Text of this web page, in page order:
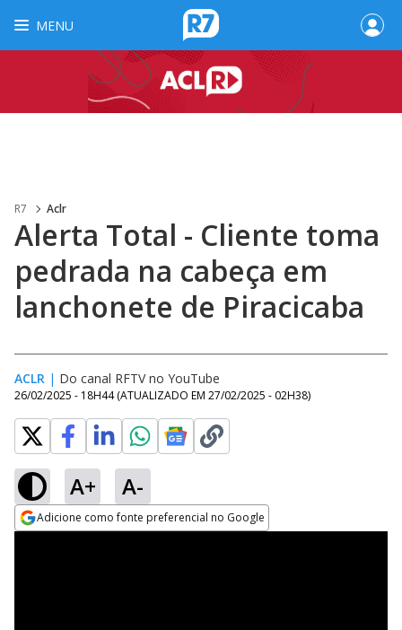
MENU
R7 Aclr
Alerta Total - Cliente toma
pedrada na cabeça em
lanchonete de Piracicaba
ACLR | Do canal RFTV no YouTube
26/02/2025 - 18H44 (ATUALIZADO EM 27/02/2025 - 02H38)
A+ A-
Adicione como fonte preferencial no Google